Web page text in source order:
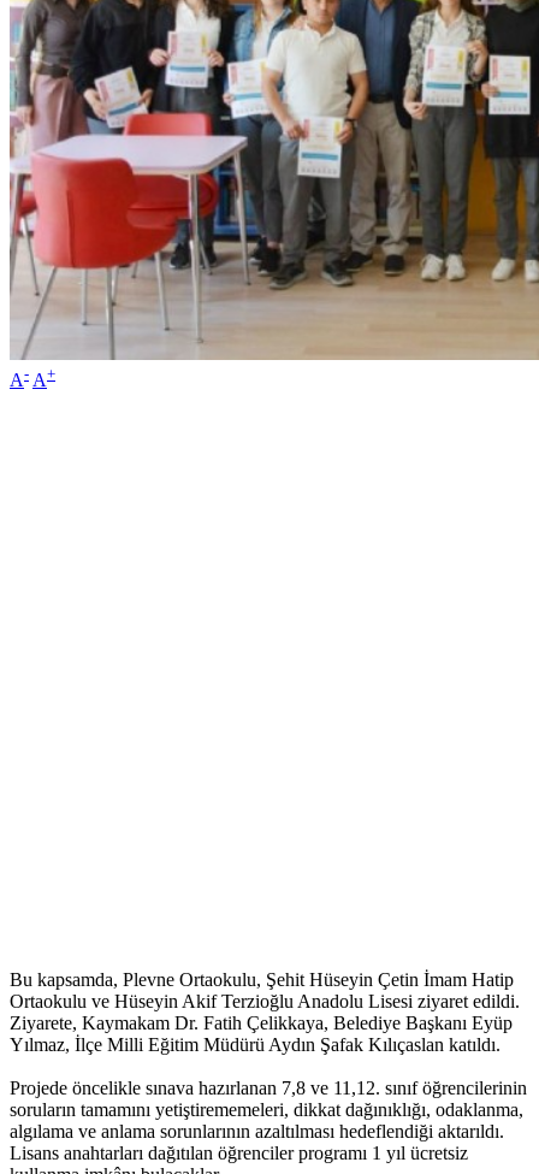
A- A+
Bu kapsamda, Plevne Ortaokulu, Şehit Hüseyin Çetin İmam Hatip
Ortaokulu ve Hüseyin Akif Terzioğlu Anadolu Lisesi ziyaret edildi.
Ziyarete, Kaymakam Dr. Fatih Çelikkaya, Belediye Başkanı Eyüp
Yılmaz, İlçe Milli Eğitim Müdürü Aydın Şafak Kılıçaslan katıldı.
Projede öncelikle sınava hazırlanan 7,8 ve 11,12. sınıf öğrencilerinin
soruların tamamını yetiştirememeleri, dikkat dağınıklığı, odaklanma,
algılama ve anlama sorunlarının azaltılması hedeflendiği aktarıldı.
Lisans anahtarları dağıtılan öğrenciler programı 1 yıl ücretsiz